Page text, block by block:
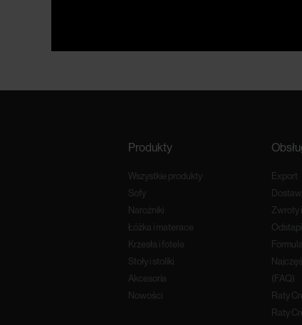
Produkty
Wszystkie produkty
Sofy
Narożniki
Łóżka i materace
Krzesła i fotele
Stoły i stoliki
Akcesoria
Nowości
Export
Zwroty
(FAQ)
Raty
Raty